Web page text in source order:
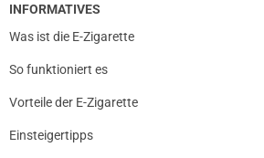
INFORMATIVES
Was ist die E-Zigarette
So funktioniert es
Vorteile der E-Zigarette
Einsteigertipps